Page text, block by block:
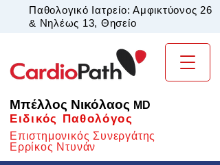
Παθολογικό Ιατρείο: Αμφικτύονος 26
& Νηλέως 13, Θησείο
Μπέλλος Νικόλαος MD
Ειδικός Παθολόγος
Επιστημονικός Συνεργάτης
Ερρίκος Ντυνάν